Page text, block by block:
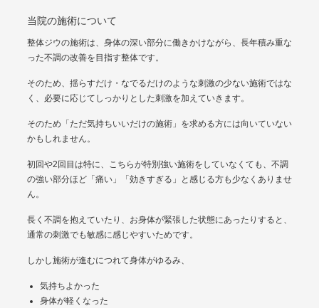
当院の施術について
整体ジウの施術は、身体の深い部分に働きかけながら、長年積み重な
った不調の改善を目指す整体です。
そのため、揺らすだけ・なでるだけのような刺激の少ない施術ではな
く、必要に応じてしっかりとした刺激を加えていきます。
そのため「ただ気持ちいいだけの施術」を求める方には向いていない
かもしれません。
初回や2回目は特に、こちらが特別強い施術をしていなくても、不調
の強い部分ほど「痛い」「効きすぎる」と感じる方も少なくありませ
ん。
長く不調を抱えていたり、お身体が緊張した状態にあったりすると、
通常の刺激でも敏感に感じやすいためです。
しかし施術が進むにつれて身体がゆるみ、
気持ちよかった
身体が軽くなった